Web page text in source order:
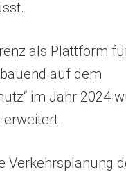
als Plattform
auf dem
im Jahr 2024
Verkehrsplanung